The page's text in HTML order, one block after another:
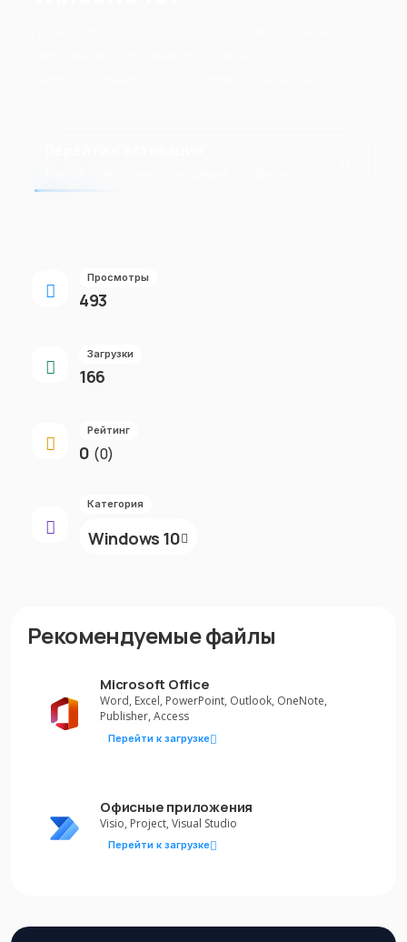
Просмотры
493
Загрузки
166
Рейтинг
0 (0)
Категория
Windows 10
Рекомендуемые файлы
Microsoft Office
Word, Excel, PowerPoint, Outlook, OneNote,
Publisher, Access
Перейти к загрузке
Офисные приложения
Visio, Project, Visual Studio
Перейти к загрузке